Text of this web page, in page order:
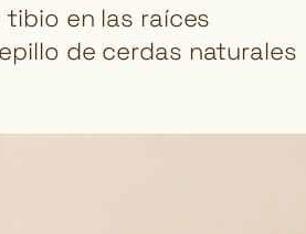
en las raíces
de cerdas naturales